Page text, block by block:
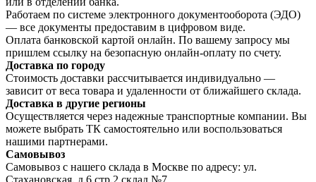
Работаем по системе электронного документооборота (ЭДО)
— все документы предоставим в цифровом виде.
Оплата банковской картой онлайн. По вашему запросу мы
пришлем ссылку на безопасную онлайн-оплату по счету.
Доставка по городу
Стоимость доставки рассчитывается индивидуально —
зависит от веса товара и удаленности от ближайшего склада.
Доставка в другие регионы
Осуществляется через надежные транспортные компании. Вы
можете выбрать ТК самостоятельно или воспользоваться
нашими партнерами.
Самовывоз
Самовывоз с нашего склада в Москве по адресу: ул.
Стахановская, д.6 стр.2 склад №7